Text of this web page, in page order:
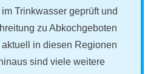
Trinkwasser geprüft und
zu Abkochgeboten
in diesen Regionen
sind viele weitere